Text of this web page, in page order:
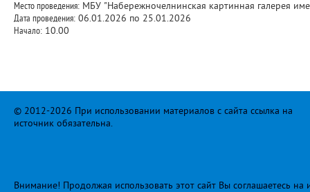
Место проведения: МБУ "Набережночелнинская картинная галерея
Дата проведения: 06.01.2026 по 25.01.2026
Начало: 10.00
© 2012-2026 При использовании материалов с сайта ссылка на
источник обязательна.
Внимание! Продолжая использовать этот сайт Вы соглашаетесь